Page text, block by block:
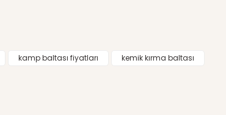
kamp baltası fiyatları kemik kırma baltası